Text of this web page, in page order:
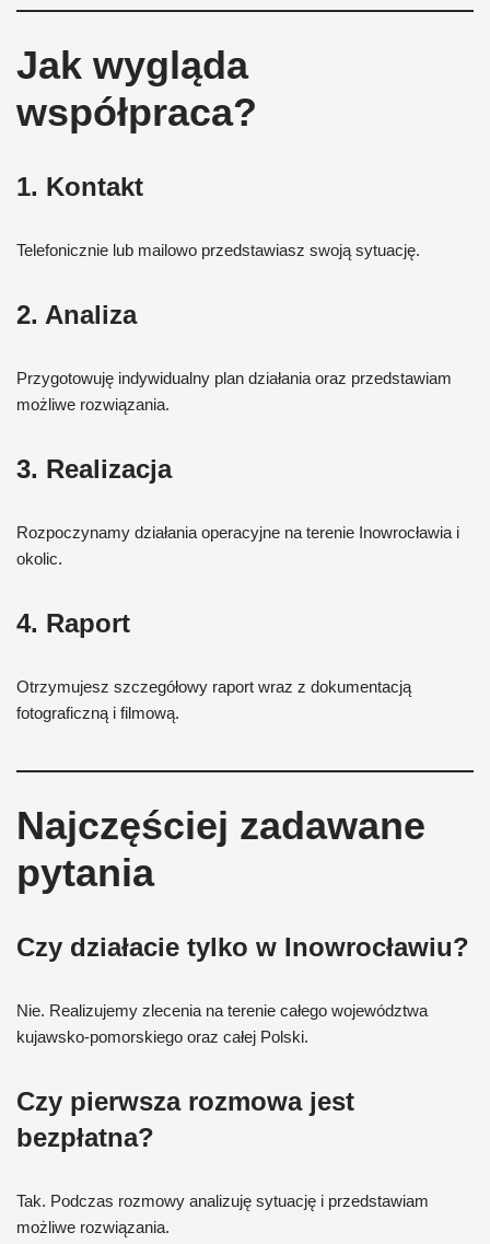
Jak wygląda
współpraca?
1. Kontakt
Telefonicznie lub mailowo przedstawiasz swoją sytuację.
2. Analiza
Przygotowuję indywidualny plan działania oraz przedstawiam
możliwe rozwiązania.
3. Realizacja
Rozpoczynamy działania operacyjne na terenie Inowrocławia i
okolic.
4. Raport
Otrzymujesz szczegółowy raport wraz z dokumentacją
fotograficzną i filmową.
Najczęściej zadawane
pytania
Czy działacie tylko w Inowrocławiu?
Nie. Realizujemy zlecenia na terenie całego województwa
kujawsko-pomorskiego oraz całej Polski.
Czy pierwsza rozmowa jest
bezpłatna?
Tak. Podczas rozmowy analizuję sytuację i przedstawiam
możliwe rozwiązania.